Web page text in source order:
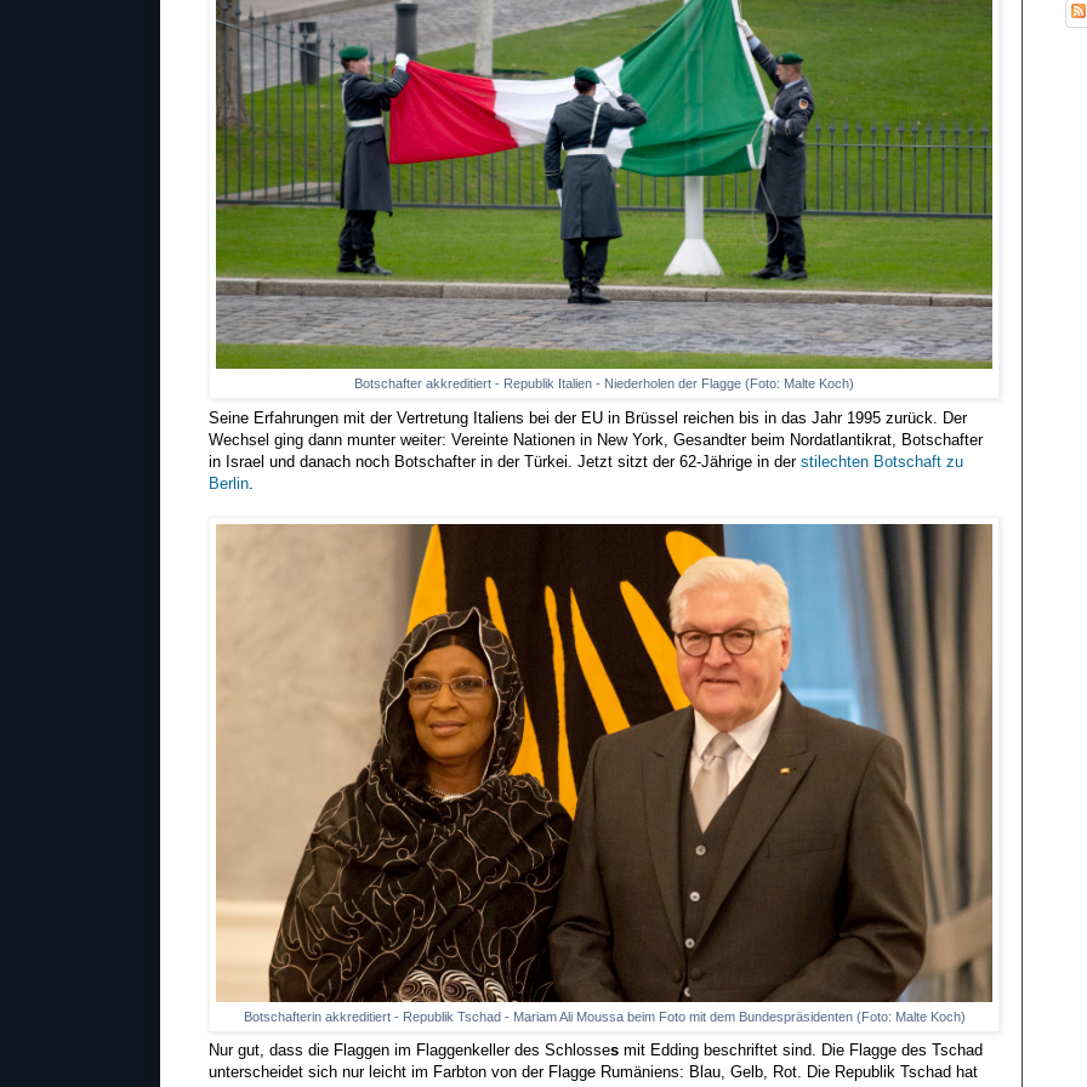
Botschafter akkreditiert - Republik Italien - Niederholen der Flagge (Foto: Malte Koch)
Seine Erfahrungen mit der Vertretung Italiens bei der EU in Brüssel reichen bis in das Jahr 1995 zurück. Der
Wechsel ging dann munter weiter: Vereinte Nationen in New York, Gesandter beim Nordatlantikrat, Botschafter
in Israel und danach noch Botschafter in der Türkei. Jetzt sitzt der 62-Jährige in der stilechten Botschaft zu
Berlin
Botschafterin akkreditiert - Republik Tschad - Mariam Ali Moussa beim Foto mit dem Bundespräsidenten (Foto: Malte Koch)
Nur gut, dass die Flaggen im Flaggenkeller des Schlosses mit Edding beschriftet sind. Die Flagge des Tschad
unterscheidet sich nur leicht im Farbton von der Flagge Rumäniens: Blau, Gelb, Rot. Die Republik Tschad hat